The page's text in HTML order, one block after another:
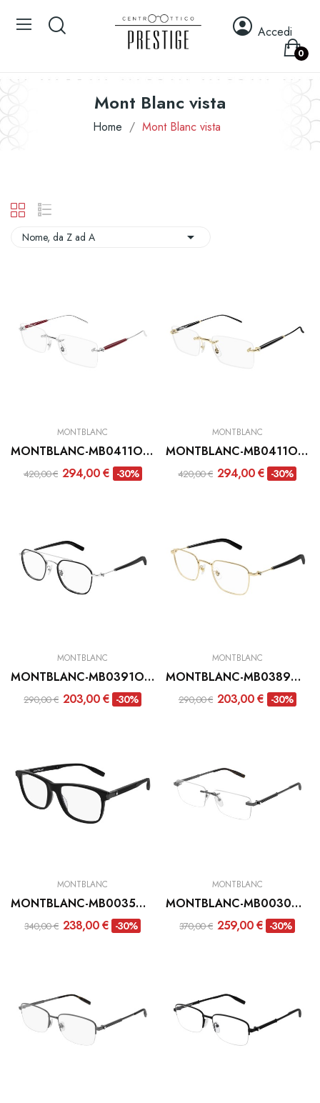
Accedi
0
Mont Blanc vista
Home Mont Blanc vista
Nome, da Z ad A 
MONTBLANC
MONTBLANC-MB0411O-003
420,00 € 294,00 € -30%
MONTBLANC
MONTBLANC-MB0411O-001
420,00 € 294,00 € -30%
MONTBLANC
MONTBLANC-MB0391OA-001
290,00 € 203,00 € -30%
MONTBLANC
MONTBLANC-MB0389O-006
290,00 € 203,00 € -30%
MONTBLANC
MONTBLANC-MB0035O-005
340,00 € 238,00 € -30%
MONTBLANC
MONTBLANC-MB0030O-003
370,00 € 259,00 € -30%